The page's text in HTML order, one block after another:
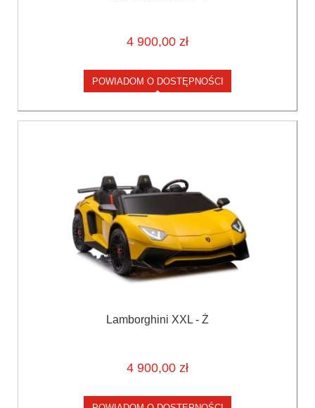
4 900,00 zł
POWIADOM O DOSTĘPNOŚCI
Lamborghini XXL - Ż
4 900,00 zł